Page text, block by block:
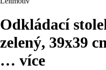
Odkládací
zelený, 39x39
… více